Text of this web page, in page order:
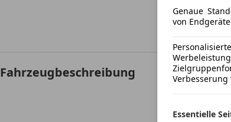
Farbe
Fahrzeugbeschreibung
Unser
Fragen
Genaue
von
Verbesserung
Essentielle